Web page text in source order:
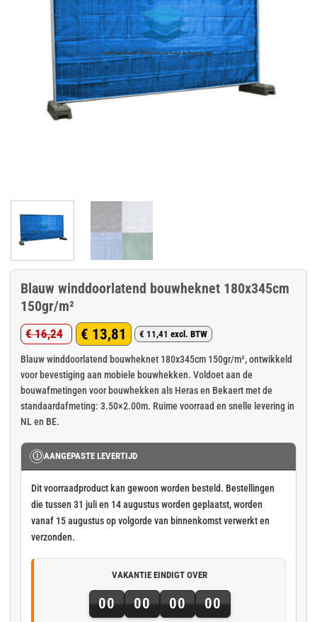
Blauw winddoorlatend bouwheknet 180x345cm
150gr/m²
€16,24
Oorspronkelijke
prijs
was:
€ 16,24.
€ 13,81
Huidige
prijs
is:
€ 13,81.
€ 11,41 excl. BTW
Blauw winddoorlatend bouwheknet 180x345cm 150gr/m², ontwikkeld
voor bevestiging aan mobiele bouwhekken. Voldoet aan de
bouwafmetingen voor bouwhekken als Heras en Bekaert met de
standaardafmeting: 3.50×2.00m. Ruime voorraad en snelle levering in
NL en BE.
Ⓘ AANGEPASTE LEVERTIJD
Dit voorraadproduct kan gewoon worden besteld. Bestellingen
die tussen 31 juli en 14 augustus worden geplaatst, worden
vanaf 15 augustus op volgorde van binnenkomst verwerkt en
verzonden.
VAKANTIE EINDIGT OVER
00 00 00 00